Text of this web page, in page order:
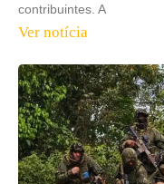
contribuintes. A
Ver notícia